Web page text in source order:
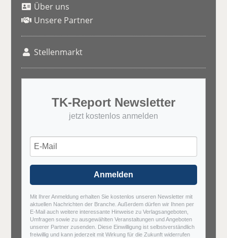
Über uns
Unsere Partner
Stellenmarkt
TK-Report Newsletter
jetzt kostenlos anmelden
Anmelden
Mit Ihrer Anmeldung erhalten Sie kostenlos unseren Newsletter mit
aktuellen Nachrichten der Branche. Außerdem dürfen wir Ihnen per
E-Mail auch weitere interessante Hinweise zu Verlagsangeboten,
Umfragen sowie zu ausgewählten Veranstaltungen und Angeboten
unserer Partner zusenden. Diese Einwilligung ist selbstverständlich
freiwillig und kann jederzeit mit Wirkung für die Zukunft widerrufen